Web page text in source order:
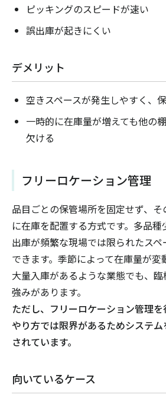
ピッキングのスピードが速い
誤出庫が起きにくい
デメリット
空きスペースが発生しやすく、
一時的に在庫量が増えても他の
欠ける
フリーロケーション管理
品目ごとの保管場所を固定せず、
に在庫を配置する方式です。多品種
出庫が頻繁な現場では限られたス
できます。季節によって在庫量が変
大量入庫があるような業態でも、
強みがあります。
ただし、フリーロケーション管理
やり方では限界があるためシステ
されています。
向いているケース